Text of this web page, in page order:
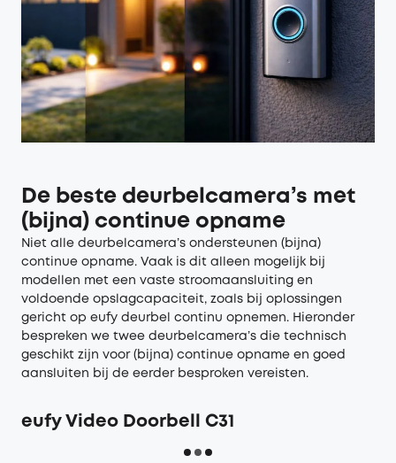
De beste deurbelcamera’s met
(bijna) continue opname
Niet alle deurbelcamera’s ondersteunen (bijna)
continue opname. Vaak is dit alleen mogelijk bij
modellen met een vaste stroomaansluiting en
voldoende opslagcapaciteit, zoals bij oplossingen
gericht op eufy deurbel continu opnemen. Hieronder
bespreken we twee deurbelcamera’s die technisch
geschikt zijn voor (bijna) continue opname en goed
aansluiten bij de eerder besproken vereisten.
eufy Video Doorbell C31